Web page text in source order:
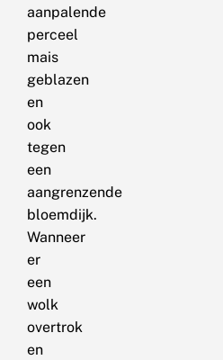
aanpalende
perceel
mais
geblazen
en
ook
tegen
een
aangrenzende
bloemdijk.
Wanneer
er
een
wolk
overtrok
en